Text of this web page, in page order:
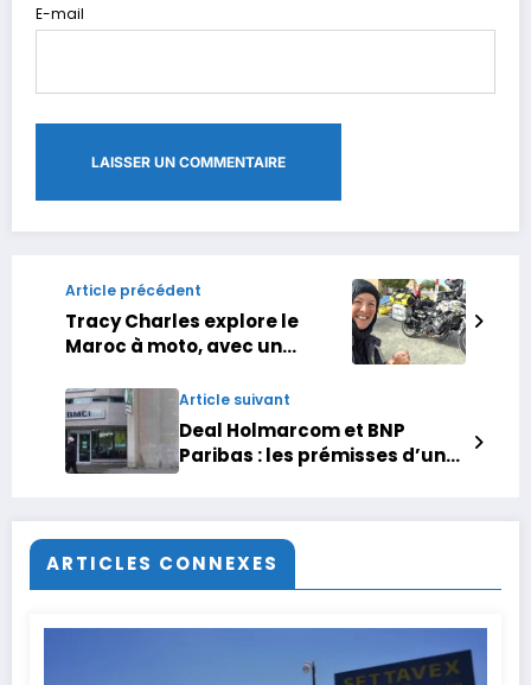
E-mail
Article précédent
Tracy Charles explore le
Maroc à moto, avec un
Article suivant
Deal Holmarcom et BNP
Paribas : les prémisses d’une
ARTICLES CONNEXES